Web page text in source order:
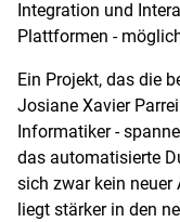
Integration und
Plattformen -
Ein Projekt, das die
Josiane Xavier
Informatiker -
das automatisierte
sich zwar kein neuer
liegt stärker in den